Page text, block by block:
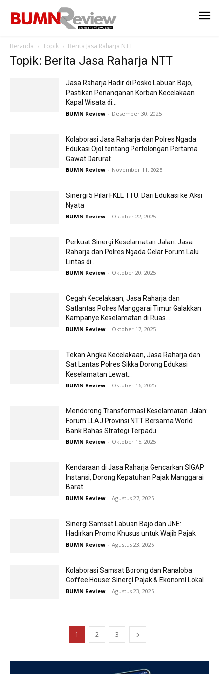
Beranda Topik Berita Jasa Raharja NTT
Topik: Berita Jasa Raharja NTT
Jasa Raharja Hadir di Posko Labuan Bajo,
Pastikan Penanganan Korban Kecelakaan
Kapal Wisata di...
BUMN Review - Desember 30, 2025
Kolaborasi Jasa Raharja dan Polres Ngada
Edukasi Ojol tentang Pertolongan Pertama
Gawat Darurat
BUMN Review - November 11, 2025
Sinergi 5 Pilar FKLL TTU: Dari Edukasi ke Aksi
Nyata
BUMN Review - Oktober 22, 2025
Perkuat Sinergi Keselamatan Jalan, Jasa
Raharja dan Polres Ngada Gelar Forum Lalu
Lintas di...
BUMN Review - Oktober 20, 2025
Cegah Kecelakaan, Jasa Raharja dan
Satlantas Polres Manggarai Timur Galakkan
Kampanye Keselamatan di Ruas...
BUMN Review - Oktober 17, 2025
Tekan Angka Kecelakaan, Jasa Raharja dan
Sat Lantas Polres Sikka Dorong Edukasi
Keselamatan Lewat...
BUMN Review - Oktober 16, 2025
Mendorong Transformasi Keselamatan Jalan:
Forum LLAJ Provinsi NTT Bersama World
Bank Bahas Strategi Terpadu
BUMN Review - Oktober 15, 2025
Kendaraan di Jasa Raharja Gencarkan SIGAP
Instansi, Dorong Kepatuhan Pajak Manggarai
Barat
BUMN Review - Agustus 27, 2025
Sinergi Samsat Labuan Bajo dan JNE:
Hadirkan Promo Khusus untuk Wajib Pajak
BUMN Review - Agustus 23, 2025
Kolaborasi Samsat Borong dan Ranaloba
Coffee House: Sinergi Pajak & Ekonomi Lokal
BUMN Review - Agustus 23, 2025
1 2 3